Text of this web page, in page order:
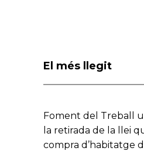
El més llegit
Foment del Treball
la retirada de la llei
compra d’habitatge